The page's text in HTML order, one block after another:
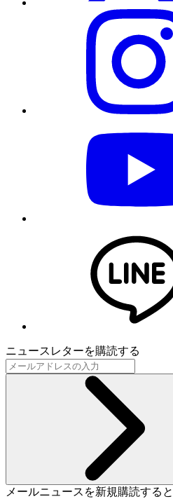
ニュースレターを購読する
メールニュースを新規購読する